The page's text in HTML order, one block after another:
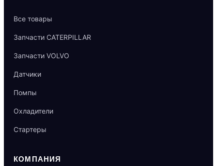
Все товары
Запчасти CATERPILLAR
Запчасти VOLVO
Датчики
Помпы
Охладители
Стартеры
КОМПАНИЯ